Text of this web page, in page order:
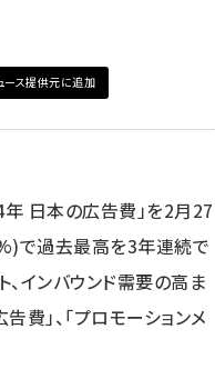
ース提供元に追加
日本の広告費」を2月27
で過去最高を3年連続で
インバウンド需要の高ま
費」、「プロモーションメ